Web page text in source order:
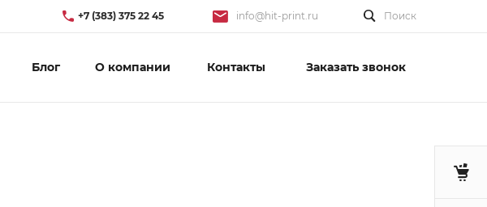
+7 (383) 375 22 45 info@hit-print.ru Поиск
Блог О компании Контакты Заказать звонок